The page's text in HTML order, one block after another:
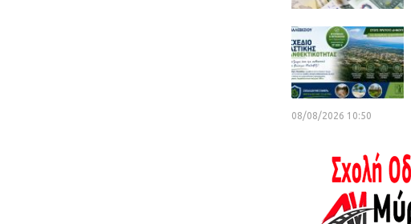
08/08/2026 10:50